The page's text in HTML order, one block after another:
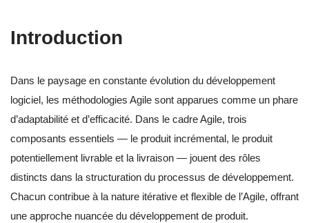
Introduction
Dans le paysage en constante évolution du développement
logiciel, les méthodologies Agile sont apparues comme un phare
d’adaptabilité et d’efficacité. Dans le cadre Agile, trois
composants essentiels — le produit incrémental, le produit
potentiellement livrable et la livraison — jouent des rôles
distincts dans la structuration du processus de développement.
Chacun contribue à la nature itérative et flexible de l’Agile, offrant
une approche nuancée du développement de produit.